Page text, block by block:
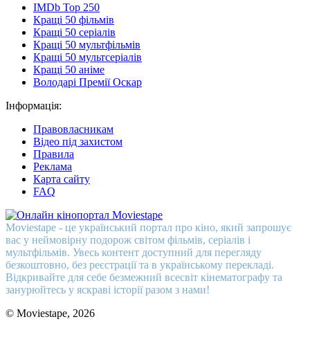
IMDb Top 250
Кращі 50 фільмів
Кращі 50 серіалів
Кращі 50 мультфільмів
Кращі 50 мультсеріалів
Кращі 50 аніме
Володарі Премії Оскар
Інформація:
Правовласникам
Відео під захистом
Правила
Реклама
Карта сайту
FAQ
Moviestape - це український портал про кіно, який запрошує
вас у неймовірну подорож світом фільмів, серіалів і
мультфільмів. Увесь контент доступний для перегляду
безкоштовно, без реєстрації та в українському перекладі.
Відкривайте для себе безмежний всесвіт кінематографу та
занурюйтесь у яскраві історії разом з нами!
© Moviestape, 2026